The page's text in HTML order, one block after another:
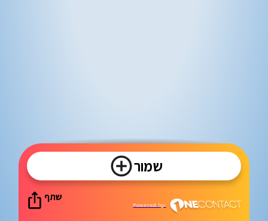
Powered by:
שמור
שתף